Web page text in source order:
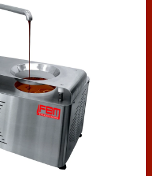
a pietra e raffinatori
la realizzazione di
genere.
nella
locale con fontane
e scioglitori. Qualsiasi
costruiremo la macchina
Tecnologia a misura del
ed efficiente.